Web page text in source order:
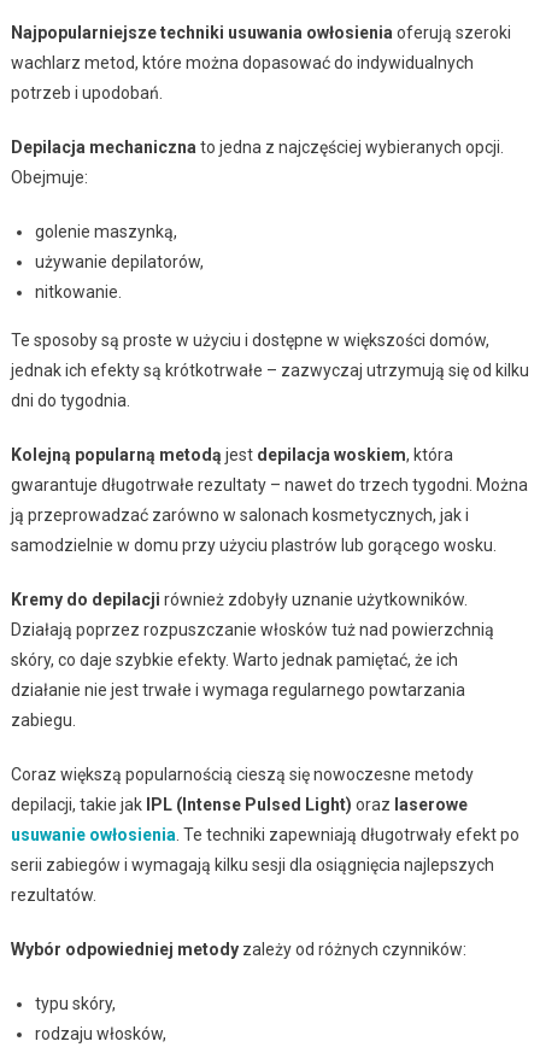
Najpopularniejsze techniki usuwania owłosieniaoferują szeroki
wachlarz metod, które można dopasować do indywidualnych
potrzeb i upodobań.
Depilacja mechanicznato jedna z najczęściej wybieranych opcji.
Obejmuje:
golenie maszynką,
używanie depilatorów,
nitkowanie.
Te sposoby są proste w użyciu i dostępne w większości domów,
jednak ich efekty są krótkotrwałe – zazwyczaj utrzymują się od kilku
dni do tygodnia.
Kolejną popularną metodą jest depilacja woskiem, która
gwarantuje długotrwałe rezultaty – nawet do trzech tygodni. Można
ją przeprowadzać zarówno w salonach kosmetycznych, jak i
samodzielnie w domu przy użyciu plastrów lub gorącego wosku.
Kremy do depilacji również zdobyły uznanie użytkowników.
Działają poprzez rozpuszczanie włosków tuż nad powierzchnią
skóry, co daje szybkie efekty. Warto jednak pamiętać, że ich
działanie nie jest trwałe i wymaga regularnego powtarzania
zabiegu.
Coraz większą popularnością cieszą się nowoczesne metody
depilacji, takie jak
IPL (Intense Pulsed Light) oraz laserowe
usuwanie owłosienia. Te techniki zapewniają długotrwały efekt po
serii zabiegów i wymagają kilku sesji dla osiągnięcia najlepszych
rezultatów.
Wybór odpowiedniej metodyzależy od różnych czynników:
typu skóry,
rodzaju włosków,